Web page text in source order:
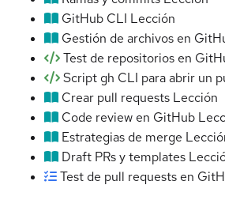
GitHub CLI Lección
Gestión de archivos en
Test de repositorios en
Script gh CLI para abrir un
Crear pull requests Lección
Code review en GitHub
Estrategias de merge
Draft PRs y templates
Test de pull requests en